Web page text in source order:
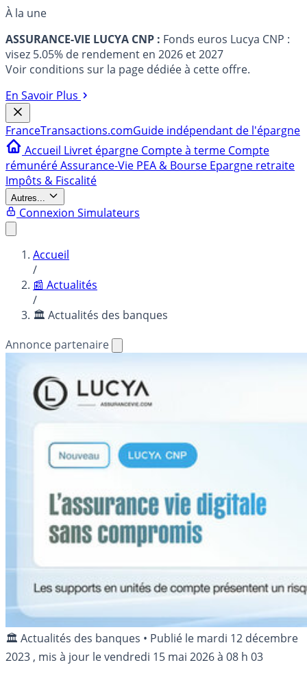
À la une
ASSURANCE-VIE LUCYA CNP : Fonds euros Lucya CNP :
visez 5.05% de rendement en 2026 et 2027
Voir conditions sur la page dédiée à cette offre.
En Savoir Plus
FranceTransactions.comGuide indépendant de l'épargne
Accueil Livret épargne Compte à terme Compte
rémunéréAssurance-Vie PEA & Bourse Epargne retraite
Impôts & Fiscalité
Autres...
Connexion Simulateurs
Accueil
/
📰 Actualités
/
🏛️ Actualités des banques
Annonce partenaire
🏛️ Actualités des banques • Publié le mardi 12 décembre
2023 , mis à jour levendredi 15 mai 2026 à 08 h 03